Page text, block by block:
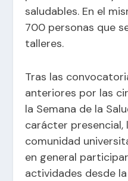
saludables. En el
700 personas que
talleres.
Tras las
anteriores por las
la Semana de la
carácter
comunidad
en general
actividades desde